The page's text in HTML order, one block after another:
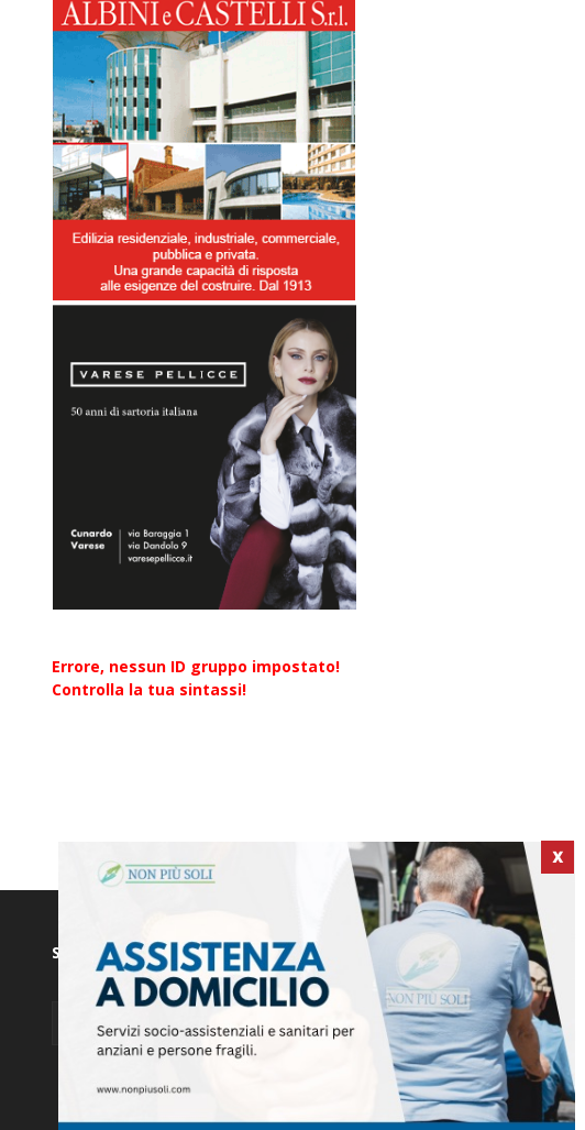
Errore, nessun ID gruppo impostato!
Controlla la tua sintassi!
X
SEGUICI